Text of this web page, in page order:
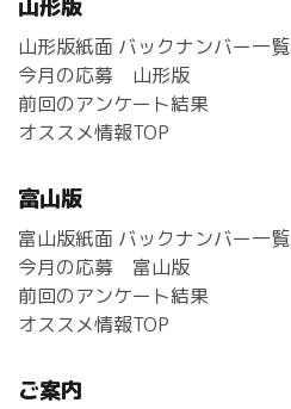
山形版紙面 バックナンバー一覧
今月の応募 山形版
前回のアンケート結果
オススメ情報TOP
富山版
富山版紙面 バックナンバー一覧
今月の応募 富山版
前回のアンケート結果
オススメ情報TOP
ご案内